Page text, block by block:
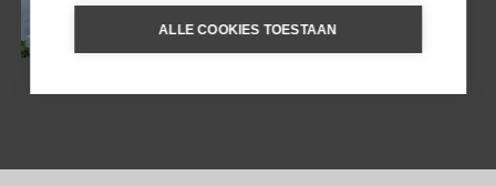
EOLISCHE EILANDEN
ALLE COOKIES TOESTAAN